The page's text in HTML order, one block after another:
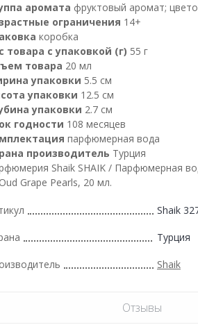
аромата фруктовый аромат;
ограничения 14+
коробка
товара с упаковкой (г) 55 г
товара 20 мл
упаковки 5.5 см
упаковки 12.5 см
упаковки 2.7 см
годности 108 месяцев
парфюмерная вода
производитель Турция
Shaik SHAIK / Парфюмерная
Grape Pearls, 20 мл.
Shaik
Турция
Shaik
Отзывы